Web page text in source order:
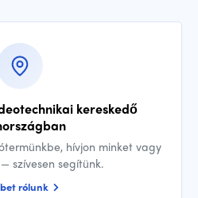
kereskedő
hívjon minket vagy
szívesen segítünk.
rólunk